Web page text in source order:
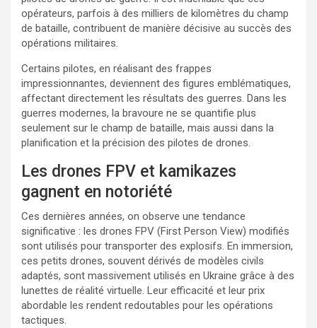
opérateurs, parfois à des milliers de kilomètres du champ
de bataille, contribuent de manière décisive au succès des
opérations militaires.
Certains pilotes, en réalisant des frappes
impressionnantes, deviennent des figures emblématiques,
affectant directement les résultats des guerres. Dans les
guerres modernes, la bravoure ne se quantifie plus
seulement sur le champ de bataille, mais aussi dans la
planification et la précision des pilotes de drones.
Les drones FPV et kamikazes
gagnent en notoriété
Ces dernières années, on observe une tendance
significative : les drones FPV (First Person View) modifiés
sont utilisés pour transporter des explosifs. En immersion,
ces petits drones, souvent dérivés de modèles civils
adaptés, sont massivement utilisés en Ukraine grâce à des
lunettes de réalité virtuelle. Leur efficacité et leur prix
abordable les rendent redoutables pour les opérations
tactiques.